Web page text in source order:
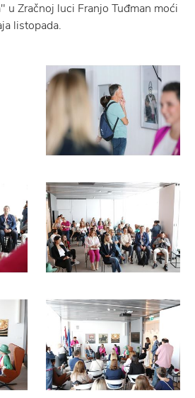
u Zračnoj luci Franjo Tuđman moći
listopada.